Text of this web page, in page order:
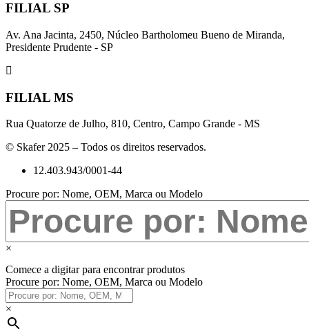
FILIAL SP
Av. Ana Jacinta, 2450, Núcleo Bartholomeu Bueno de Miranda,
Presidente Prudente - SP
FILIAL MS
Rua Quatorze de Julho, 810, Centro, Campo Grande - MS
© Skafer 2025 – Todos os direitos reservados.
12.403.943/0001-44
Procure por: Nome, OEM, Marca ou Modelo
×
Comece a digitar para encontrar produtos
Procure por: Nome, OEM, Marca ou Modelo
×